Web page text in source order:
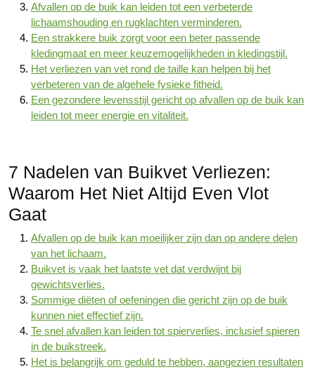
Afvallen op de buik kan leiden tot een verbeterde
lichaamshouding en rugklachten verminderen.
Een strakkere buik zorgt voor een beter passende
kledingmaat en meer keuzemogelijkheden in kledingstijl.
Het verliezen van vet rond de taille kan helpen bij het
verbeteren van de algehele fysieke fitheid.
Een gezondere levensstijl gericht op afvallen op de buik kan
leiden tot meer energie en vitaliteit.
7 Nadelen van Buikvet Verliezen:
Waarom Het Niet Altijd Even Vlot
Gaat
Afvallen op de buik kan moeilijker zijn dan op andere delen
van het lichaam.
Buikvet is vaak het laatste vet dat verdwijnt bij
gewichtsverlies.
Sommige diëten of oefeningen die gericht zijn op de buik
kunnen niet effectief zijn.
Te snel afvallen kan leiden tot spierverlies, inclusief spieren
in de buikstreek.
Het is belangrijk om geduld te hebben, aangezien resultaten